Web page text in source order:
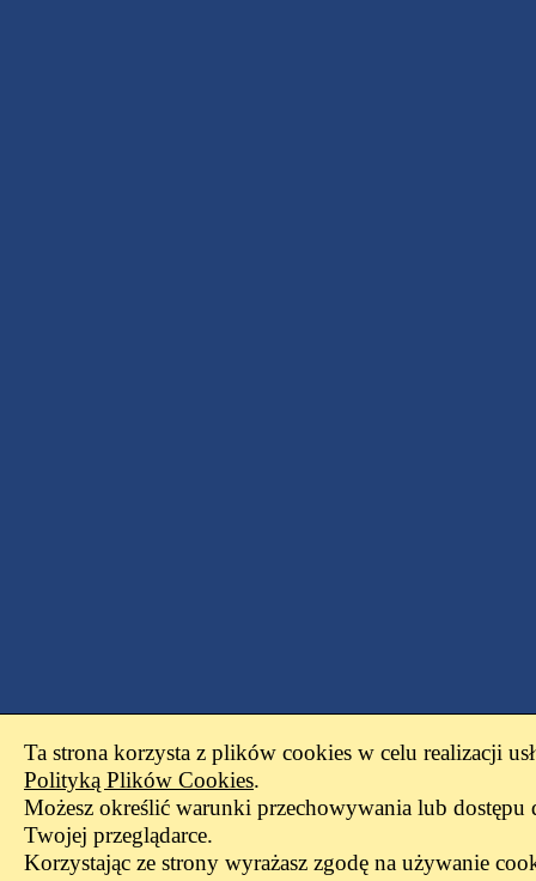
Ta strona korzysta z plików cookies w celu realizacji
Polityką Plików Cookies.
Możesz określić warunki przechowywania lub
Twojej przeglądarce.
Korzystając ze strony wyrażasz zgodę na używanie